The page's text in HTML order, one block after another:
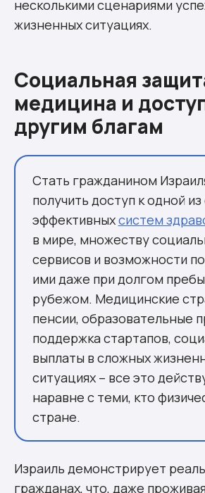
несколькими сценариями
жизненных ситуациях.
Социальная
медицина и
другим благам
Стать гражданином
получить доступ к одной
эффективныхсистем
в мире, множеству
сервисов и возможности
ими даже при долгом
рубежом. Медицинские
пенсии, образовательные
поддержка стартапов,
выплаты в сложных
ситуациях – все это
наравне с теми, кто
стране.
Израиль демонстрирует
гражданах, что, даже